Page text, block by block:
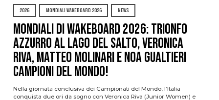
2026 MONDIALI WAKEBOARD 2026 NEWS
Mondiali di Wakeboard 2026: trionfo
azzurro al Lago del Salto, Veronica
Riva, Matteo Molinari e Noa Gualtieri
campioni del mondo!
Nella giornata conclusiva dei Campionati del Mondo, l’Italia
conquista due ori da sogno con Veronica Riva (Junior Women) e